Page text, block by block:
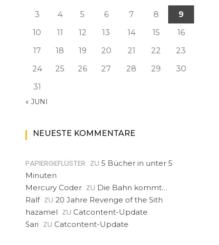
3
4 5 6 7 8
9
10
11 12 13 14 15
16
17
18 19 20 21 22
23
24
25 26 27 28 29
30
31
« JUNI
NEUESTE KOMMENTARE
PAPIERGEFLÜSTER ZU 5 Bücher in unter 5
Minuten
Mercury Coder ZU Die Bahn kommt…
Ralf ZU 20 Jahre Revenge of the Sith
hazamel ZU Catcontent-Update
Sari ZU Catcontent-Update